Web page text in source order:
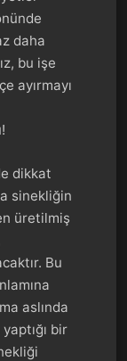
daha
bu işe
ayırmayı
dikkat
sinekliğin
üretilmiş
Bu
aslında
bir